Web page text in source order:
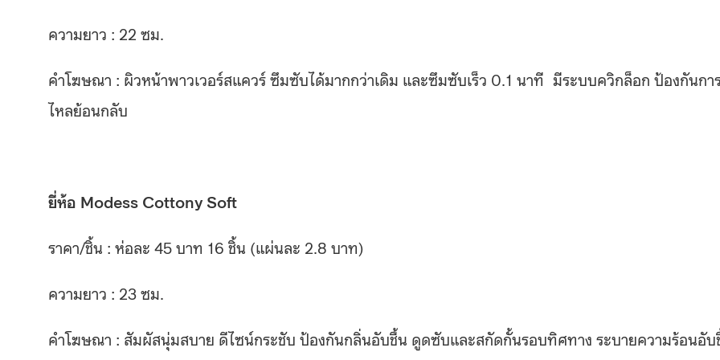
ความยาว : 22 ซม.
คำโฆษณา : ผิวหน้าพาวเวอร์สแควร์ ซึมซับได้มากกว่าเดิม และซึมซับเร็ว 0.1 นาที มีระบบควิกล็อก ป้องกันกา
ไหลย้อนกลับ
ยี่ห้อ Modess Cottony Soft
ราคา/ชิ้น : ห่อละ 45 บาท 16 ชิ้น (แผ่นละ 2.8 บาท)
ความยาว : 23 ซม.
คำโฆษณา : สัมผัสนุ่มสบาย ดีไซน์กระชับ ป้องกันกลิ่นอับชื้น ดูดซับและสกัดกั้นรอบทิศทาง ระบายความร้อนอับ